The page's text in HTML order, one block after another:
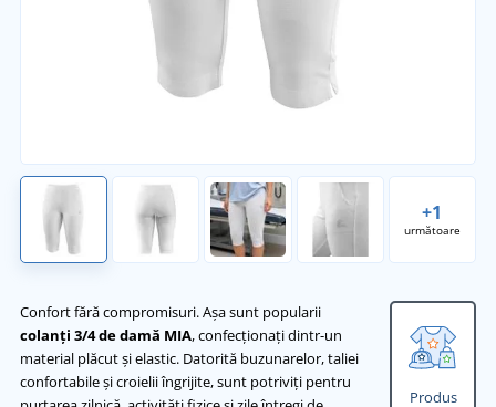
+1
următoare
Confort fără compromisuri. Așa sunt popularii
colanți 3/4 de damă MIA, confecționați dintr-un
material plăcut și elastic. Datorită buzunarelor, taliei
confortabile și croielii îngrijite, sunt potriviți pentru
Produs